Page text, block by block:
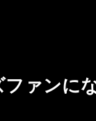
ァンに